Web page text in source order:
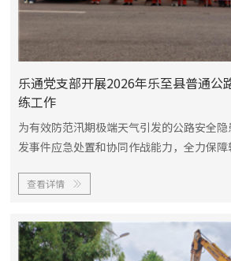
乐通党支部开展2026年乐至县普通公
练工作
为有效防范汛期极端天气引发的公路安全
发事件应急处置和协同作战能力，全力保
线K2376+300米路段，组织开展2026年乐
查看详情 